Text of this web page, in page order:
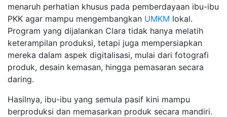
menaruh perhatian khusus pada pemberdayaan ibu-ibu
PKK agar mampu mengembangkan UMKM lokal.
Program yang dijalankan Clara tidak hanya melatih
keterampilan produksi, tetapi juga mempersiapkan
mereka dalam aspek digitalisasi, mulai dari fotografi
produk, desain kemasan, hingga pemasaran secara
daring.
Hasilnya, ibu-ibu yang semula pasif kini mampu
berproduksi dan memasarkan produk secara mandiri.